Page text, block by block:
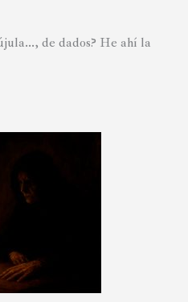
de dados? He ahí la